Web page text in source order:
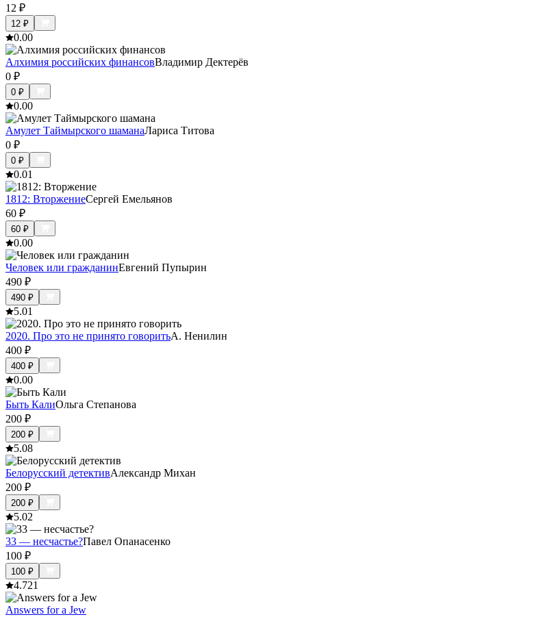
12 ₽
12 ₽
0.00
Алхимия российских финансовВладимир Дектерёв
0 ₽
0 ₽
0.00
Амулет Таймырского шаманаЛариса Титова
0 ₽
0 ₽
0.01
1812: ВторжениеСергей Емельянов
60 ₽
60 ₽
0.00
Человек или гражданинЕвгений Пупырин
490 ₽
490 ₽
5.01
2020. Про это не принято говоритьА. Ненилин
400 ₽
400 ₽
0.00
Быть КалиОльга Степанова
200 ₽
200 ₽
5.08
Белорусский детективАлександр Михан
200 ₽
200 ₽
5.02
33 — несчастье?Павел Опанасенко
100 ₽
100 ₽
4.721
Answers for a Jew